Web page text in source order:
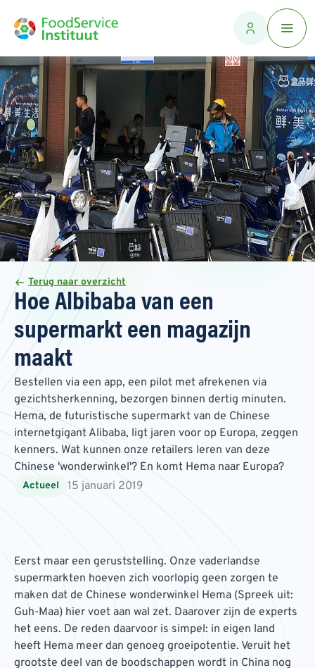
Terug naar overzicht
Hoe Albibaba van een
supermarkt een magazijn
maakt
Bestellen via een app, een pilot met afrekenen via
gezichtsherkenning, bezorgen binnen dertig minuten.
Hema, de futuristische supermarkt van de Chinese
internetgigant Alibaba, ligt jaren voor op Europa, zeggen
kenners. Wat kunnen onze retailers leren van deze
Chinese 'wonderwinkel'? En komt Hema naar Europa?
Actueel 15 januari 2019
Eerst maar een geruststelling. Onze vaderlandse
supermarkten hoeven zich voorlopig geen zorgen te
maken dat de Chinese wonderwinkel Hema (Spreek uit:
Guh-Maa) hier voet aan wal zet. Daarover zijn de experts
het eens. De reden daarvoor is simpel: in eigen land
heeft Hema meer dan genoeg groeipotentie. Veruit het
grootste deel van de boodschappen wordt in China nog